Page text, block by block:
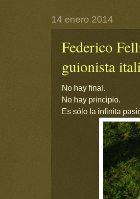
14 enero 2014
Federico
guionista
No hay final.
No hay principio.
Es sólo la infinita